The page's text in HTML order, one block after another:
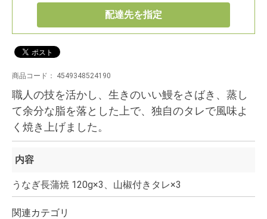
配達先を指定
商品コード： 4549348524190
職人の技を活かし、生きのいい鰻をさばき、蒸し
て余分な脂を落とした上で、独自のタレで風味よ
く焼き上げました。
内容
うなぎ長蒲焼 120g×3、山椒付きタレ×3
関連カテゴリ